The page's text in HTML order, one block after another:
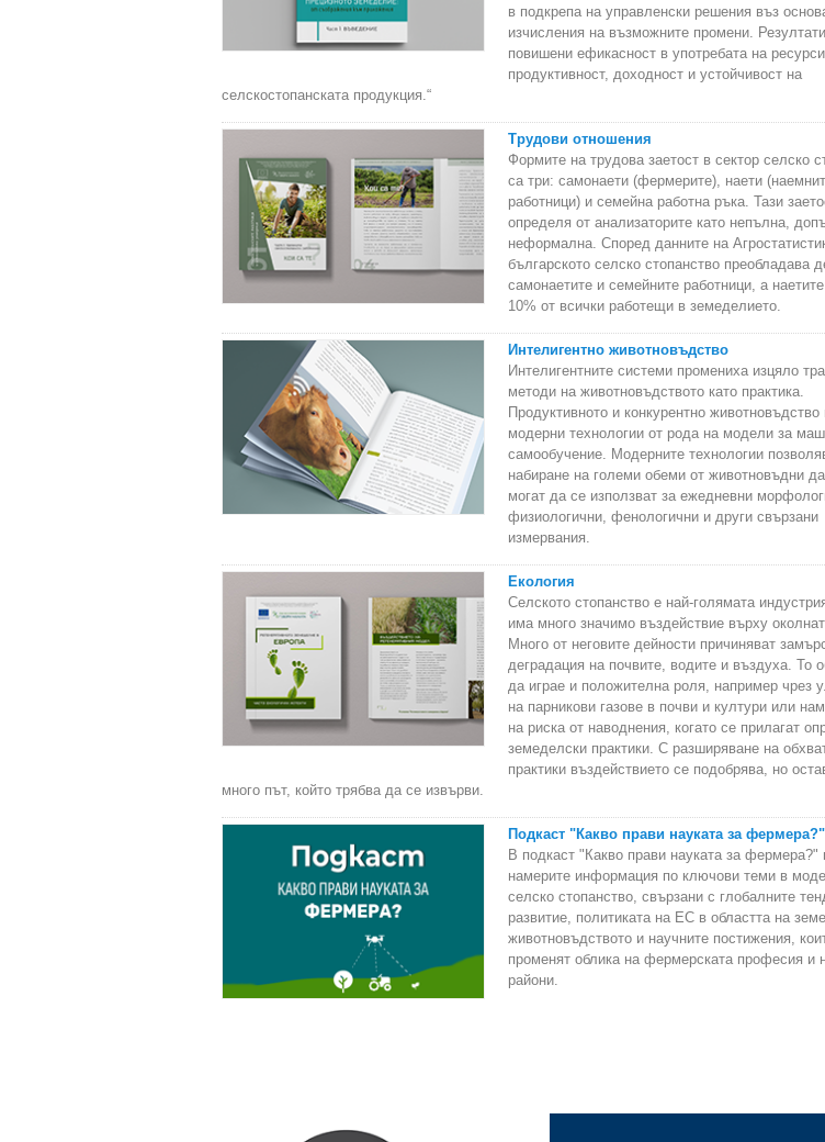
в подкрепа на управленски решения въз
изчисления на възможните промени.
повишени ефикасност в употребата на
продуктивност, доходност и устойчивост на
селскостопанската продукция.“
Трудови отношения
Формите на трудова заетост в сектор селско
са три: самонаети (фермерите), наети
работници) и семейна работна ръка. Тази
определя от анализаторите като непълна,
неформална. Според данните на
българското селско стопанство преобладава
самонаетите и семейните работници, а
10% от всички работещи в земеделието.
Интелигентно животновъдство
Интелигентните системи промениха изцяло
методи на животновъдството като практика.
Продуктивното и конкурентно животновъдство
модерни технологии от рода на модели за
самообучение. Модерните технологии
набиране на големи обеми от животновъдни
могат да се използват за ежедневни
физиологични, фенологични и други свързани
измервания.
Екология
Селското стопанство е най-голямата
има много значимо въздействие върху
Много от неговите дейности причиняват
деградация на почвите, водите и въздуха. То
да играе и положителна роля, например чрез
на парникови газове в почви и култури или
на риска от наводнения, когато се прилагат
земеделски практики. С разширяване на
практики въздействието се подобрява, но
много път, който трябва да се извърви.
Подкаст "Какво прави науката за фермера?"
В подкаст "Какво прави науката за
намерите информация по ключови теми в
селско стопанство, свързани с глобалните
развитие, политиката на ЕС в областта на
животновъдството и научните постижения,
променят облика на фермерската професия и
райони.